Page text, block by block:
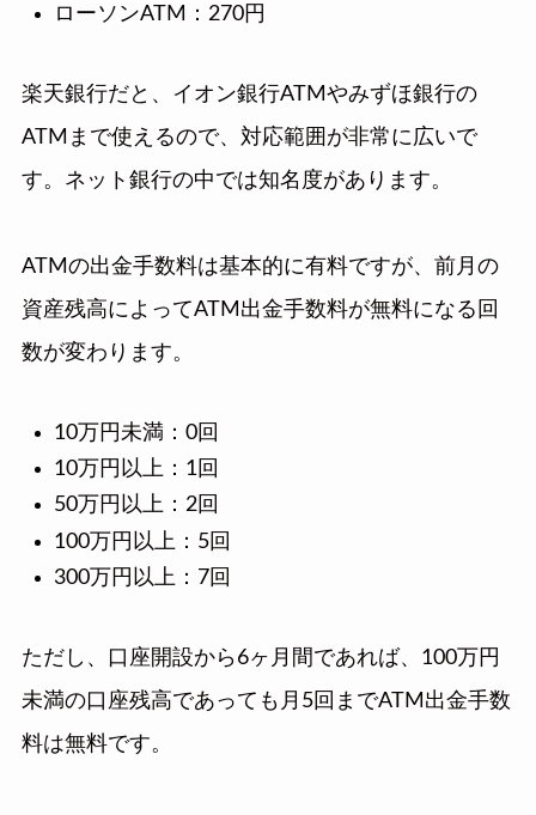
ローソンATM：270円
楽天銀行だと、イオン銀行ATMやみずほ銀行の
ATMまで使えるので、対応範囲が非常に広いで
す。ネット銀行の中では知名度があります。
ATMの出金手数料は基本的に有料ですが、前月の
資産残高によってATM出金手数料が無料になる回
数が変わります。
10万円未満：0回
10万円以上：1回
50万円以上：2回
100万円以上：5回
300万円以上：7回
ただし、口座開設から6ヶ月間であれば、100万円
未満の口座残高であっても月5回までATM出金手数
料は無料です。